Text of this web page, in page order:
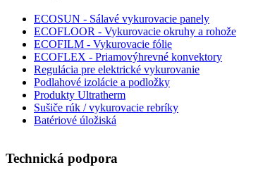
ECOSUN - Sálavé vykurovacie panely
ECOFLOOR - Vykurovacie okruhy a rohože
ECOFILM - Vykurovacie fólie
ECOFLEX - Priamovýhrevné konvektory
Regulácia pre elektrické vykurovanie
Podlahové izolácie a podložky
Produkty Ultratherm
Sušiče rúk / vykurovacie rebríky
Batériové úložiská
Technická podpora